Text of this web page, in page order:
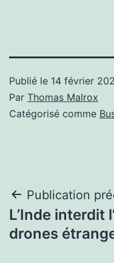
Publié le 14 février
Par Thomas Malrox
Catégorisé comme
de
Publication
L’Inde interdit
drones